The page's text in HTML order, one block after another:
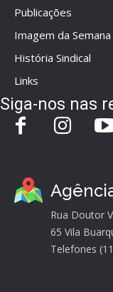
Publicações
Imagem da Semana
História Sindical
Links
Siga-nos nas
Rua Doutor
65 Vila
Telefones